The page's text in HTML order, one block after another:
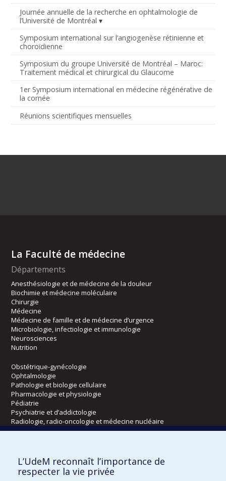
Journée annuelle de la recherche en ophtalmologie de
l’Université de Montréal
Symposium international sur l’angiogenèse rétinienne et
choroïdienne
Symposium du groupe Université de Montréal – Maroc:
Traitement médical et chirurgical du Glaucome
1er Symposium international en médecine régénérative de
la cornée
Réunions scientifiques mensuelles
La Faculté de médecine
Départements
Anesthésiologie et de médecine de la douleur
Biochimie et médecine moléculaire
Chirurgie
Médecine
Médecine de famille et de médecine d’urgence
Microbiologie, infectiologie et immunologie
Neurosciences
Nutrition
Obstétrique-gynécologie
Ophtalmologie
Pathologie et biologie cellulaire
Pharmacologie et physiologie
Pédiatrie
Psychiatrie et d’addictologie
Radiologie, radio-oncologie et médecine nucléaire
Écoles
Kinésiologie et des sciences de l’activité physique
Orthophonie et audiologie
L’UdeM reconnaît l’importance de
respecter la vie privée